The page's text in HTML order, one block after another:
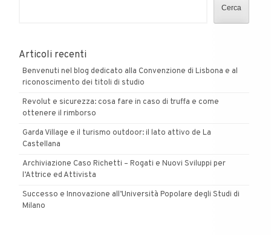
Cerca
Articoli recenti
Benvenuti nel blog dedicato alla Convenzione di Lisbona e al
riconoscimento dei titoli di studio
Revolut e sicurezza: cosa fare in caso di truffa e come
ottenere il rimborso
Garda Village e il turismo outdoor: il lato attivo de La
Castellana
Archiviazione Caso Richetti – Rogati e Nuovi Sviluppi per
l’Attrice ed Attivista
Successo e Innovazione all’Università Popolare degli Studi di
Milano